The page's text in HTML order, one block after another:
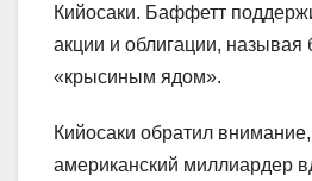
Кийосаки. Баффетт
акции и облигации, называя
«крысиным ядом».
Кийосаки обратил
американский миллиардер